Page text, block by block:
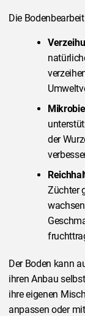
Die
der
Züchter
Der Boden kann
ihren Anbau
ihre eigenen
anpassen oder